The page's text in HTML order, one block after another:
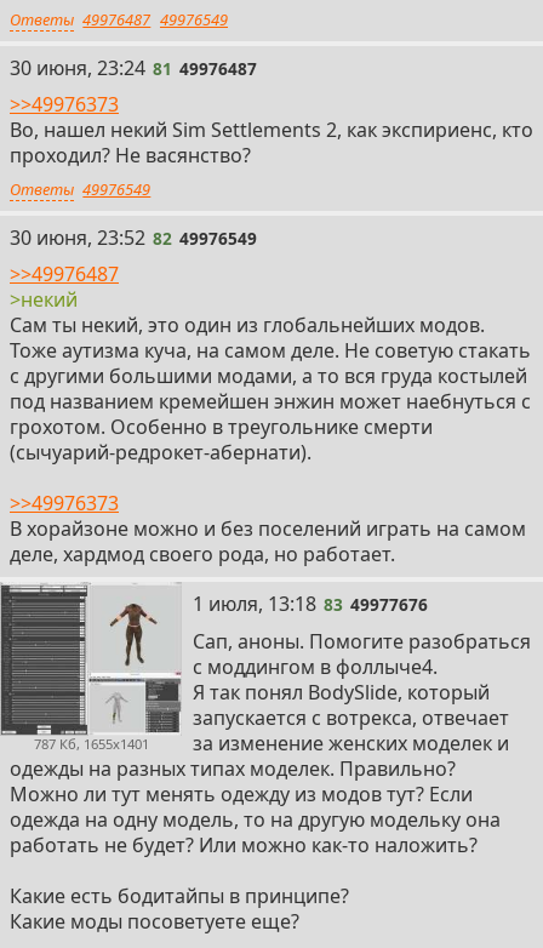
Ответы 49976487 49976549
81
30 июня, 23:24 81 49976487
>>49976373
Во, нашел некий Sim Settlements 2, как экспириенс, кто
проходил? Не васянство?
Ответы 49976549
82
30 июня, 23:52 82 49976549
>>49976487
>некий
Сам ты некий, это один из глобальнейших модов.
Тоже аутизма куча, на самом деле. Не советую стакать
с другими большими модами, а то вся груда костылей
под названием кремейшен энжин может наебнуться с
грохотом. Особенно в треугольнике смерти
(сычуарий-редрокет-абернати).
>>49976373
В хорайзоне можно и без поселений играть на самом
деле, хардмод своего рода, но работает.
787 Кб, 1655x1401
83
1 июля, 13:18 83 49977676
Сап, аноны. Помогите разобраться
с моддингом в фоллыче4.
Я так понял BodySlide, который
запускается с вотрекса, отвечает
за изменение женских моделек и
одежды на разных типах моделек. Правильно?
Можно ли тут менять одежду из модов тут? Если
одежда на одну модель, то на другую модельку она
работать не будет? Или можно как-то наложить?
Какие есть бодитайпы в принципе?
Какие моды посоветуете еще?